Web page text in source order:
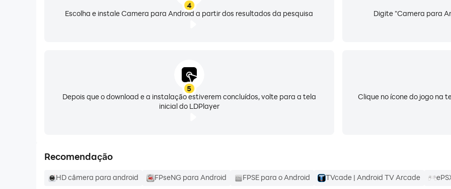
Digite "Camera para
4
Escolha e instale Camera para Android a partir dos resultados da pesquisa
5
Depois que o download e a instalação estiverem concluídos, volte para a tela
inicial do LDPlayer
Clique no ícone do jogo na
Recomendação
HD câmera para android FPseNG para Android FPSE para o Android TVcade | Android TV Arcade